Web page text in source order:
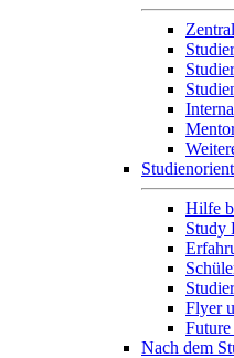
Hilfe
Study
Flyer
Nach dem